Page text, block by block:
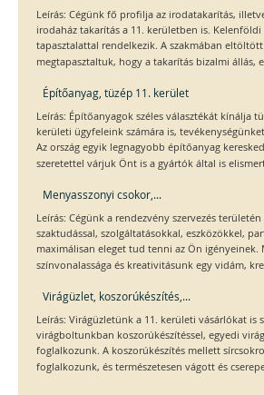
Leírás: Cégünk fő profilja az irodatakarítás,
irodaház takarítás a 11. kerületben is. Kelenföldi
tapasztalattal rendelkezik. A szakmában
megtapasztaltuk, hogy a takarítás bizalmi állás,
Építőanyag, tüzép 11. kerület
Leírás: Építőanyagok széles választékát kínálja
kerületi ügyfeleink számára is,
Az ország egyik legnagyobb építőanyag
szeretettel várjuk Önt is a gyártók által is
Menyasszonyi csokor,...
Leírás: Cégünk a rendezvény szervezés
szaktudással, szolgáltatásokkal, eszközökkel,
maximálisan eleget tud tenni az Ön igényeinek.
színvonalassága és kreativitásunk egy vidám,
Virágüzlet, koszorúkészítés,...
Leírás: Virágüzletünk a 11. kerületi vásárlókat is
virágboltunkban koszorúkészítéssel, egyedi
foglalkozunk. A koszorúkészítés mellett
foglalkozunk, és természetesen vágott és